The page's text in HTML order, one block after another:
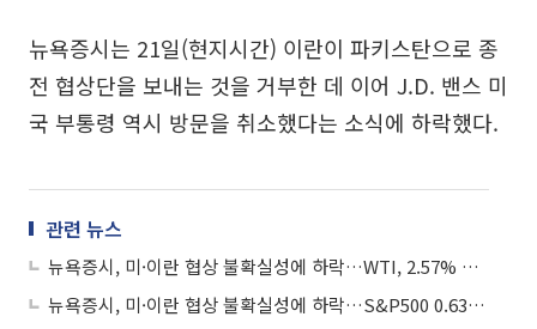
뉴욕증시는 21일(현지시간) 이란이 파키스탄으로 종
전 협상단을 보내는 것을 거부한 데 이어 J.D. 밴스 미
국 부통령 역시 방문을 취소했다는 소식에 하락했다.
관련 뉴스
뉴욕증시, 미·이란 협상 불확실성에 하락…WTI, 2.57% 급등
뉴욕증시, 미·이란 협상 불확실성에 하락…S&P500 0.63%↓